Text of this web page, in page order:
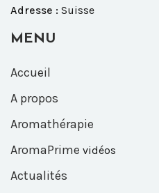
Adresse : Suisse
MENU
Accueil
A propos
Aromathérapie
AromaPrime vidéos
Actualités